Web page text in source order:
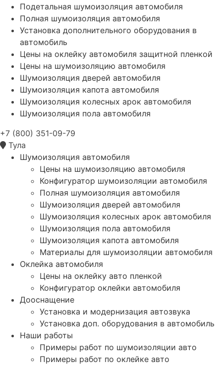
Подетальная шумоизоляция автомобиля
Полная шумоизоляция автомобиля
Установка дополнительного оборудования в
автомобиль
Цены на оклейку автомобиля защитной пленкой
Цены на шумоизоляцию автомобиля
Шумоизоляция дверей автомобиля
Шумоизоляция капота автомобиля
Шумоизоляция колесных арок автомобиля
Шумоизоляция пола автомобиля
+7 (800) 351-09-79
Тула
Шумоизоляция автомобиля
Цены на шумоизоляцию автомобиля
Конфигуратор шумоизоляции автомобиля
Полная шумоизоляция автомобиля
Шумоизоляция дверей автомобиля
Шумоизоляция колесных арок автомобиля
Шумоизоляция пола автомобиля
Шумоизоляция капота автомобиля
Материалы для шумоизоляции автомобиля
Оклейка автомобиля
Цены на оклейку авто пленкой
Конфигуратор оклейки автомобиля
Дооснащение
Установка и модернизация автозвука
Установка доп. оборудования в автомобиль
Наши работы
Примеры работ по шумоизоляции авто
Примеры работ по оклейке авто